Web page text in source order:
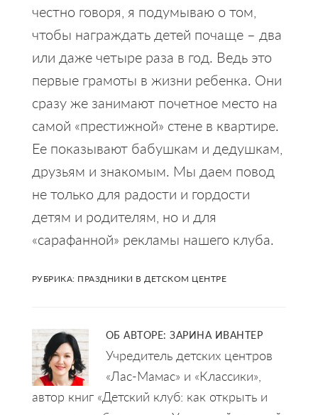
честно говоря, я подумываю о том,
чтобы награждать детей почаще – два
или даже четыре раза в год. Ведь это
первые грамоты в жизни ребенка. Они
сразу же занимают почетное место на
самой «престижной» стене в квартире.
Ее показывают бабушкам и дедушкам,
друзьям и знакомым. Мы даем повод
не только для радости и гордости
детям и родителям, но и для
«сарафанной» рекламы нашего клуба.
РУБРИКА: ПРАЗДНИКИ В ДЕТСКОМ ЦЕНТРЕ
ОБ АВТОРЕ:ЗАРИНА ИВАНТЕР
Учредитель детских центров
«Лас-Мамас» и «Классики»,
автор книг «Детский клуб: как открыть и